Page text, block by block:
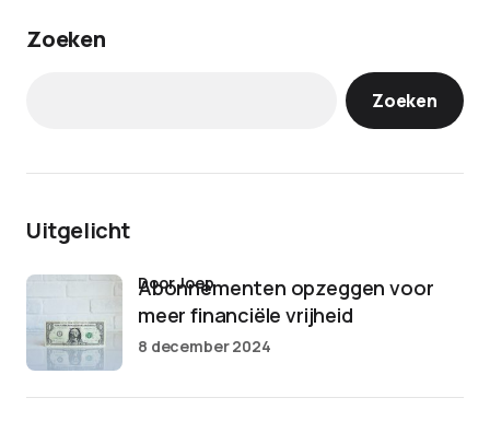
Zoeken
Zoeken
Uitgelicht
Abonnementen opzeggen voor
meer financiële vrijheid
door Joep
8 december 2024